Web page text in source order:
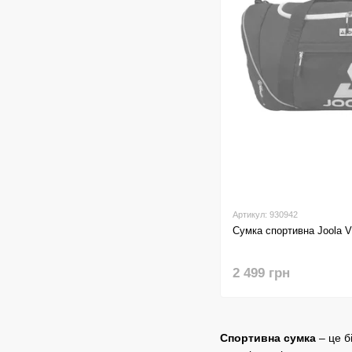
Спортивна сумка – це
Артикул: 930942
Сумка спортивна Joola
2 499 грн